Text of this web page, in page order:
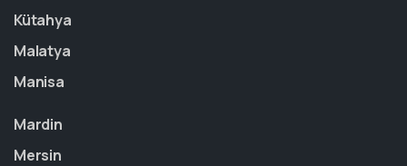
Kütahya
Malatya
Manisa
Mardin
Mersin